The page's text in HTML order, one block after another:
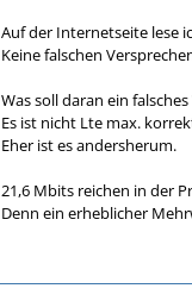
Auf der Internetseite lese
Keine falschen
Was soll daran ein
Es ist nicht Lte max.
Eher ist es andersherum.
21,6 Mbits reichen in der
Denn ein erheblicher